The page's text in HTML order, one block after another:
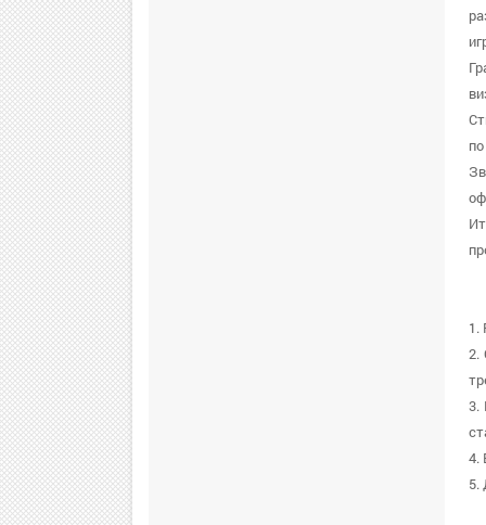
1.
2.
3.
4.
5.